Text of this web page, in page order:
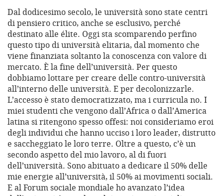
Dal dodicesimo secolo, le università sono state centri
di pensiero critico, anche se esclusivo, perché
destinato alle élite. Oggi sta scomparendo perfino
questo tipo di università elitaria, dal momento che
viene finanziata soltanto la conoscenza con valore di
mercato. È la fine dell’università. Per questo
dobbiamo lottare per creare delle contro-università
all’interno delle università. E per decolonizzarle.
L’accesso è stato democratizzato, ma i curricula no. I
miei studenti che vengono dall’Africa o dall’America
latina si ritengono spesso offesi: noi consideriamo eroi
degli individui che hanno ucciso i loro leader, distrutto
e saccheggiato le loro terre. Oltre a questo, c’è un
secondo aspetto del mio lavoro, al di fuori
dell’università. Sono abituato a dedicare il 50% delle
mie energie all’università, il 50% ai movimenti sociali.
E al Forum sociale mondiale ho avanzato l’idea